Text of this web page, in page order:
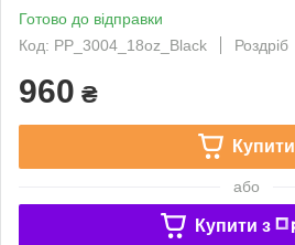
Готово до відправки
Код: PP_3004_18oz_Black
Роздріб
960 ₴
Купити
або
Купити з